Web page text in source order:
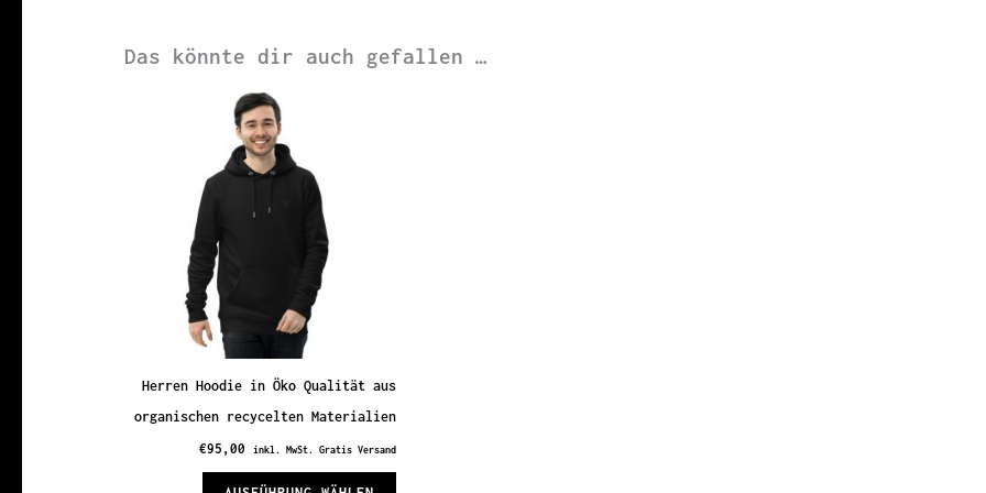
Das könnte dir auch gefallen …
Herren Hoodie in Öko Qualität aus
organischen recycelten Materialien
€95,00 inkl. MwSt. Gratis Versand